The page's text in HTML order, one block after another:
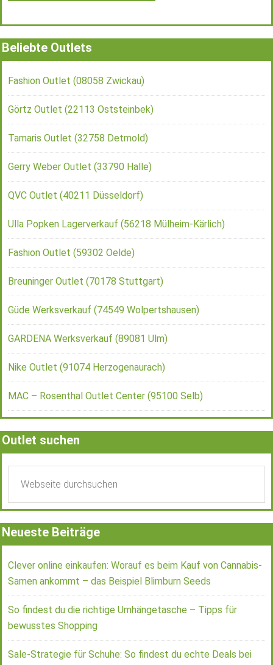
Beliebte Outlets
Fashion Outlet (08058 Zwickau)
Görtz Outlet (22113 Oststeinbek)
Tamaris Outlet (32758 Detmold)
Gerry Weber Outlet (33790 Halle)
QVC Outlet (40211 Düsseldorf)
Ulla Popken Lagerverkauf (56218 Mülheim-Kärlich)
Fashion Outlet (59302 Oelde)
Breuninger Outlet (70178 Stuttgart)
Güde Werksverkauf (74549 Wolpertshausen)
GARDENA Werksverkauf (89081 Ulm)
Nike Outlet (91074 Herzogenaurach)
MAC – Rosenthal Outlet Center (95100 Selb)
Outlet suchen
Neueste Beiträge
Clever online einkaufen: Worauf es beim Kauf von Cannabis-
Samen ankommt – das Beispiel Blimburn Seeds
So findest du die richtige Umhängetasche – Tipps für
bewusstes Shopping
Sale-Strategie für Schuhe: So findest du echte Deals bei